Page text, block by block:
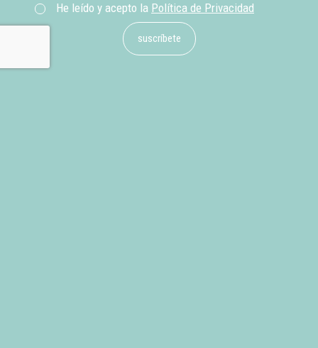
He leído y acepto la Política de Privacidad
suscríbete